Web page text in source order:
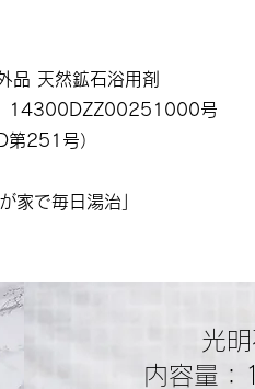
品 天然鉱石浴用剤
14300DZZ00251000号
第251号）
家で毎日湯治」
光明
内容量：